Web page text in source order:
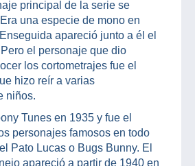
principal de la serie se
una especie de mono en
apareció junto a él el
el personaje que dio
los cortometrajes fue el
hizo reír a varias
niños.
Tunes en 1935 y fue el
personajes famosos en todo
Pato Lucas o Bugs Bunny. El
apareció a partir de 1940 en